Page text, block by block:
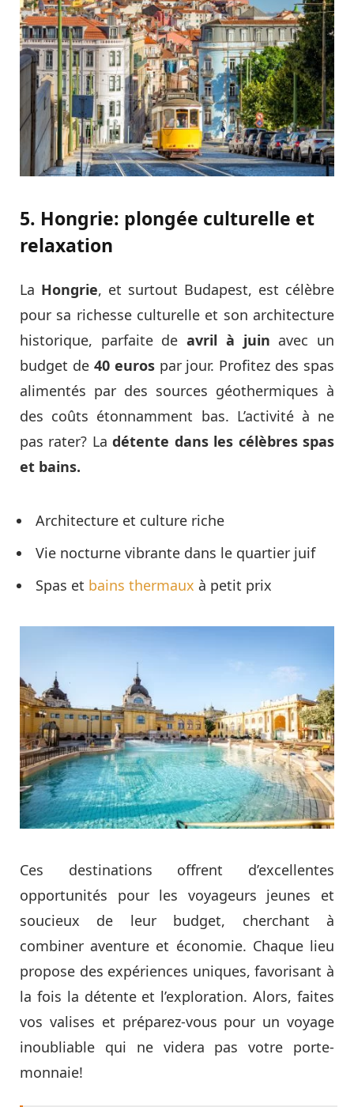
5. Hongrie: plongée culturelle et
relaxation
La Hongrie, et surtout Budapest, est célèbre
pour sa richesse culturelle et son architecture
historique, parfaite deavril à juin avec un
budget de 40 eurospar jour. Profitez des spas
alimentés par des sources géothermiques à
des coûts étonnamment bas. L’activité à ne
pas rater? Ladétente dans les célèbres spas
et bains.
Architecture et culture riche
Vie nocturne vibrante dans le quartier juif
Spas et bains thermaux à petit prix
Ces destinations offrent d’excellentes
opportunités pour les voyageurs jeunes et
soucieux de leur budget, cherchant à
combiner aventure et économie. Chaque lieu
propose des expériences uniques, favorisant à
la fois la détente et l’exploration. Alors, faites
vos valises et préparez-vous pour un voyage
inoubliable qui ne videra pas votre porte-
monnaie!